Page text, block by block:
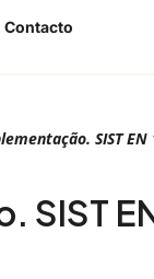
Contacto
SIST
SIST